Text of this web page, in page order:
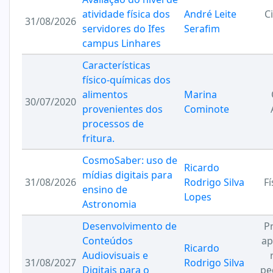
31/08/2026
atividade física dos
servidores do Ifes
campus Linhares
André Leite
Serafim
30/07/2020
Características
físico-químicas dos
alimentos
provenientes dos
processos de
fritura.
Marina
Cominote
31/08/2026
CosmoSaber: uso de
mídias digitais para
ensino de
Astronomia
Ricardo
Rodrigo Silva
Lopes
31/08/2027
Desenvolvimento de
Conteúdos
Audiovisuais e
Digitais para o
Ricardo
Rodrigo Silva